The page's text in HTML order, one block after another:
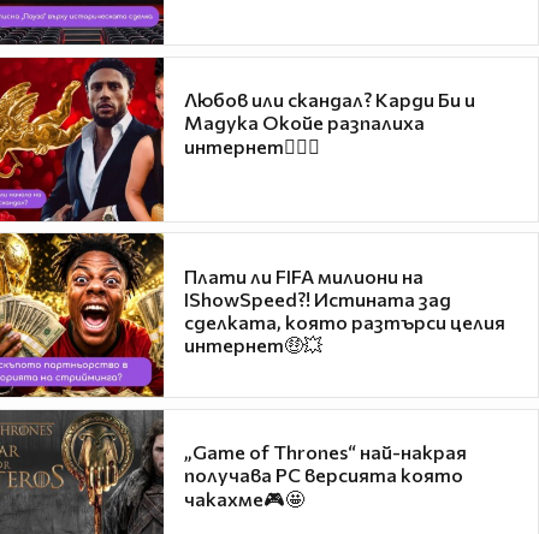
Любов или скандал? Карди Би и
Мадука Окойе разпалиха
интернет❤️‍🔥🔥
Плати ли FIFA милиони на
IShowSpeed?! Истината зад
сделката, която разтърси целия
интернет🤑💥
„Game of Thrones“ най-накрая
получава PC версията която
чакахме🎮🤩